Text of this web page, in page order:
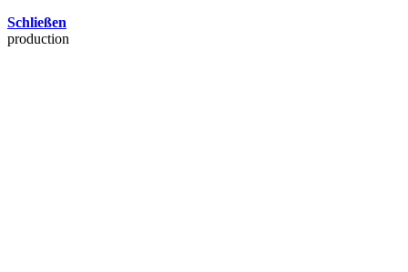
Schließen
production